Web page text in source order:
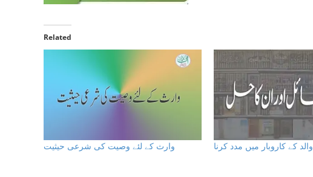
Related
وارث کے لئے وصیت كى شرعى حيثيت والد کے کاروبار میں مدد کرنا